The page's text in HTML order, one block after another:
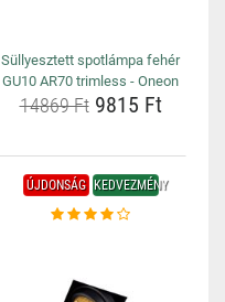
Süllyesztett spotlámpa fehér
GU10 AR70 trimless - Oneon
14869 Ft9815 Ft
ÚJDONSÁG KEDVEZMÉNY